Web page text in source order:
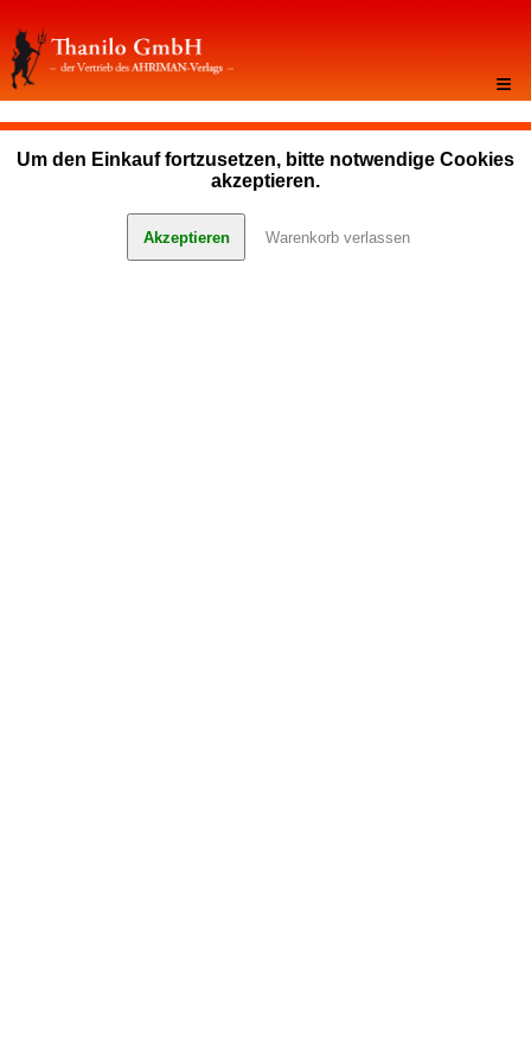
≡
Um den Einkauf fortzusetzen, bitte notwendige Cookies
akzeptieren.
Akzeptieren Warenkorb verlassen